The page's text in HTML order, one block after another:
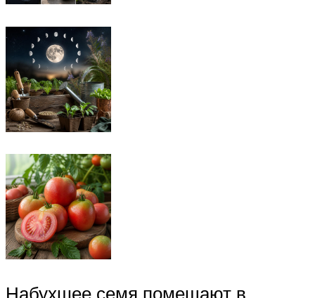
Набухшее семя помещают в